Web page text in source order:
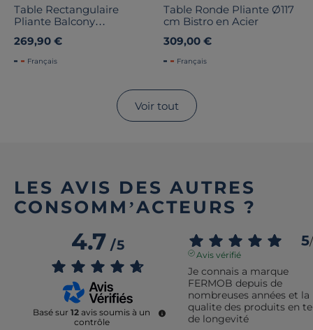
Table Rectangulaire
Pliante Balcony
269,90 €
Français
Table Ronde Pliante Ø117
cm Bistro en Acier
309,00 €
Français
Voir tout
LES AVIS DES AUTRES
CONSOMM’ACTEURS ?
4.7/5
Basé sur 12 avis soumis à un
contrôle
5/
Avis vérifié
Je connais a marque
FERMOB depuis de
nombreuses années et la
qualite des produits en
de longevité